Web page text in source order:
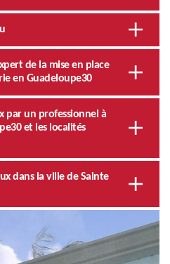
de la mise en place
en Guadeloupe30
par un professionnel à
et les localités
dans la ville de Sainte